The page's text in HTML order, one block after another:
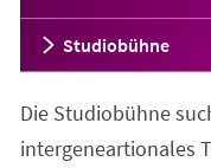
Studiobühne
Die Studiobühne
intergeneartionales